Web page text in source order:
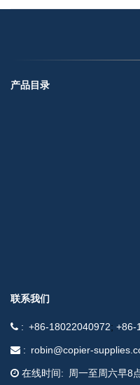
产品目录
联系我们
+86-18022040972 +86-
robin@copier-
在线时间 周一至周六早8